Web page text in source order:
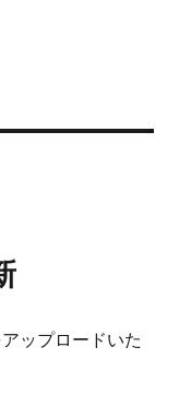
ップロードいた